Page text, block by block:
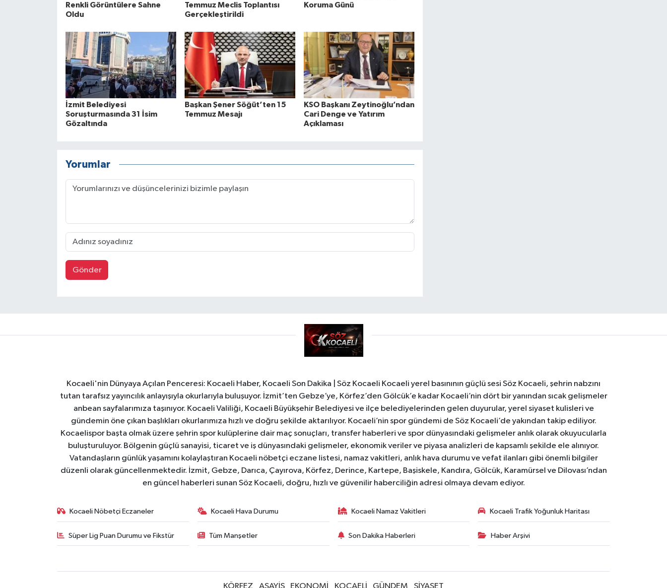
Renkli Görüntülere Sahne
Oldu
Temmuz Meclis Toplantısı
Gerçekleştirildi
Koruma Günü
İzmit Belediyesi
Soruşturmasında 31 İsim
Gözaltında
Başkan Şener Söğüt’ten 15
Temmuz Mesajı
KSO Başkanı Zeytinoğlu’ndan
Cari Denge ve Yatırım
Açıklaması
Yorumlar
Gönder
Kocaeli'nin Dünyaya Açılan Penceresi: Kocaeli Haber, Kocaeli Son Dakika | Söz Kocaeli Kocaeli yerel basınının güçlü sesi Söz Kocaeli, şehrin nabzını
tutan tarafsız yayıncılık anlayışıyla okurlarıyla buluşuyor. İzmit’ten Gebze’ye, Körfez’den Gölcük’e kadar Kocaeli’nin dört bir yanından sıcak gelişmeler
anbean sayfalarımıza taşınıyor. Kocaeli Valiliği, Kocaeli Büyükşehir Belediyesi ve ilçe belediyelerinden gelen duyurular, yerel siyaset kulisleri ve
gündemin öne çıkan başlıkları okurlarımıza hızlı ve doğru şekilde aktarılıyor. Kocaeli’nin spor gündemi de Söz Kocaeli’de yakından takip ediliyor.
Kocaelispor başta olmak üzere şehrin spor kulüplerine dair maç sonuçları, transfer haberleri ve spor dünyasındaki gelişmeler anlık olarak okuyucularla
buluşturuluyor. Bölgenin güçlü sanayisi, ticaret ve iş dünyasındaki gelişmeler, ekonomik veriler ve piyasa analizleri de kapsamlı şekilde ele alınıyor.
Vatandaşların günlük yaşamını kolaylaştıran Kocaeli nöbetçi eczane listesi, namaz vakitleri, anlık hava durumu ve vefat ilanları gibi önemli bilgiler
düzenli olarak güncellenmektedir. İzmit, Gebze, Darıca, Çayırova, Körfez, Derince, Kartepe, Başiskele, Kandıra, Gölcük, Karamürsel ve Dilovası’ndan
en güncel haberleri sunan Söz Kocaeli, doğru, hızlı ve güvenilir haberciliğin adresi olmaya devam ediyor.
Kocaeli Nöbetçi Eczaneler Kocaeli Hava Durumu Kocaeli Namaz Vakitleri Kocaeli Trafik Yoğunluk Haritası
Süper Lig Puan Durumu ve Fikstür Tüm Manşetler Son Dakika Haberleri Haber Arşivi